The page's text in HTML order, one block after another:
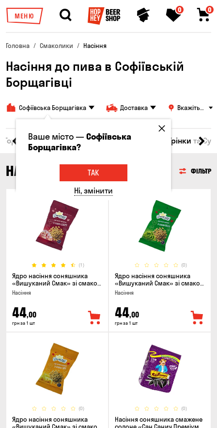
МЕНЮ
0 0
Головна Смаколики Насіння
Насіння до пива в Софіївській
Борщагівці
Софіївська Борщагівка Доставка
Вкажіть
Горішки Кукурудза Насіння Грінки та
НАСІННЯ ФІЛЬТР
(1)
Ядро насіння соняшника
«Вишуканий Смак» зі смаком
бекону, 80г
Насіння
44,00
грн за 1 шт
(0)
Ядро насіння соняшника
«Вишуканий Смак» зі смаком
васабі, 80г
Насіння
44,00
грн за 1 шт
(0)
Ядро насіння соняшника
(0)
Насіння соняшника смажене
Ваше місто —Софіївська
Борщагівка?
ТАК
Ні, змінити